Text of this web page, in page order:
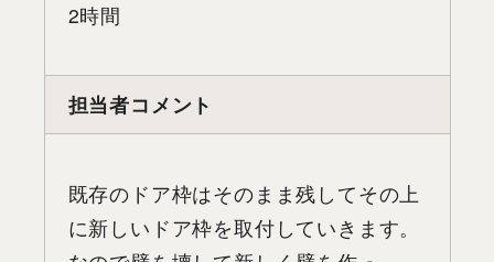
2時間
担当者コメント
既存のドア枠はそのまま残してその上
に新しいドア枠を取付していきます。